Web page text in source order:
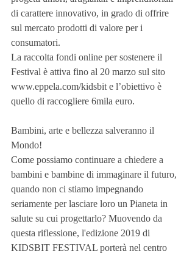
di carattere innovativo, in grado di offrire
sul mercato prodotti di valore per i
consumatori.
La raccolta fondi online per sostenere il
Festival è attiva fino al 20 marzo sul sito
www.eppela.com/kidsbit e l’obiettivo è
quello di raccogliere 6mila euro.
Bambini, arte e bellezza salveranno il
Mondo!
Come possiamo continuare a chiedere a
bambini e bambine di immaginare il futuro,
quando non ci stiamo impegnando
seriamente per lasciare loro un Pianeta in
salute su cui progettarlo? Muovendo da
questa riflessione, l'edizione 2019 di
KIDSBIT FESTIVAL porterà nel centro